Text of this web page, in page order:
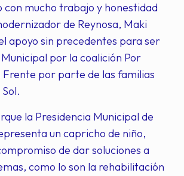
con mucho trabajo y honestidad
de Reynosa, Maki
apoyo sin precedentes para ser
por la coalición Por
Frente por parte de las familias
la Presidencia Municipal de
un capricho de niño,
de dar soluciones a
como lo son la rehabilitación